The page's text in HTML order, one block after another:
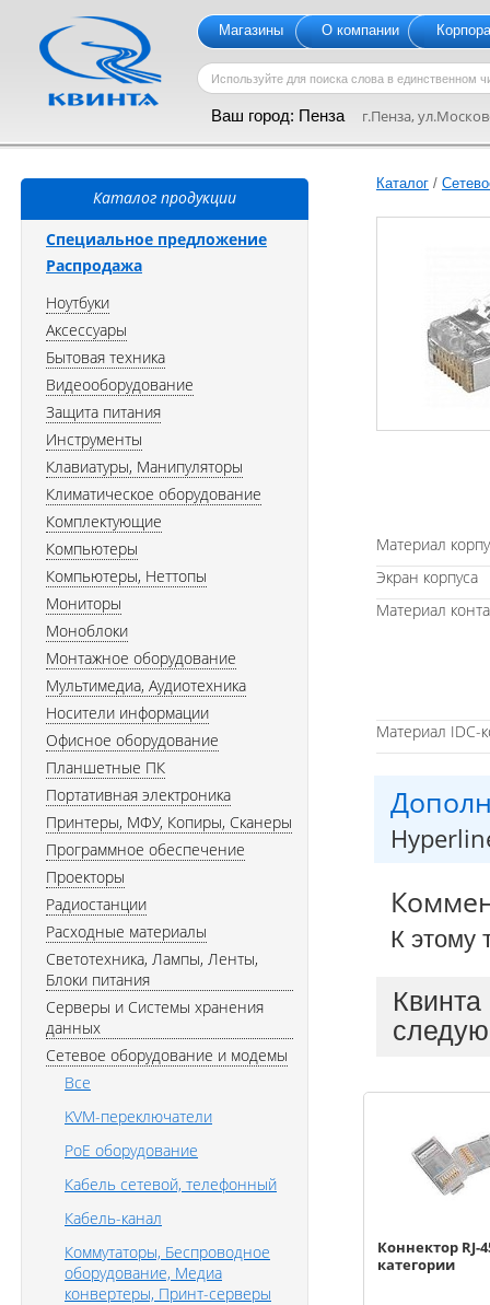
Магазины О компании
Ваш город: Пенза г.Пенза,
Каталог /
Материал
Экран корпуса
Материал
Материал IDC-
К этому
Коннектор RJ-
категории
Каталог продукции
Специальное предложение
Распродажа
Ноутбуки
Аксессуары
Бытовая техника
Видеооборудование
Защита питания
Инструменты
Клавиатуры, Манипуляторы
Климатическое оборудование
Комплектующие
Компьютеры
Компьютеры, Неттопы
Мониторы
Моноблоки
Монтажное оборудование
Мультимедиа, Аудиотехника
Носители информации
Офисное оборудование
Планшетные ПК
Портативная электроника
Принтеры, МФУ, Копиры, Сканеры
Программное обеспечение
Проекторы
Радиостанции
Расходные материалы
Светотехника, Лампы, Ленты,
Блоки питания
Серверы и Системы хранения
данных
Сетевое оборудование и модемы
Все
KVM-переключатели
PoE оборудование
Кабель сетевой, телефонный
Кабель-канал
Коммутаторы, Беспроводное
оборудование, Медиа
конвертеры, Принт-серверы